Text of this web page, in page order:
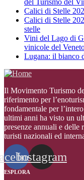
del Turismo del
Calici di Stelle
Calici di Stelle
stelle
Vini del Lago di
vinicole del
Lugana: il bianco
Il Movimento Turismo
riferimento per
fondamentale per
ultimi anni ha visto un
presenze annuali e delle
turisti nazionali ed
Instagram
ESPLORA